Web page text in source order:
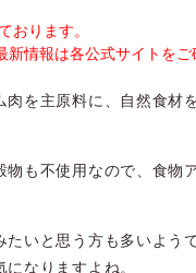
おります。
情報は各公式サイトをご
を主原料に、自然食材
も不使用なので、食物
いと思う方も多いよう
なりますよね。